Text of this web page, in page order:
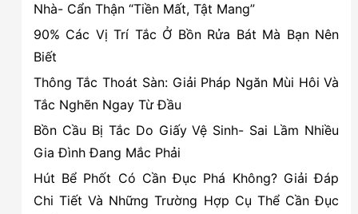
Uy
tín,
Giá
cạnh
tranh
Nhà- Cẩn Thận “Tiền Mất, Tật Mang”
90% Các Vị Trí Tắc Ở Bồn Rửa Bát Mà Bạn Nên
Biết
Thông Tắc Thoát Sàn: Giải Pháp Ngăn Mùi Hôi Và
Tắc Nghẽn Ngay Từ Đầu
Bồn Cầu Bị Tắc Do Giấy Vệ Sinh- Sai Lầm Nhiều
Gia Đình Đang Mắc Phải
Hút Bể Phốt Có Cần Đục Phá Không? Giải Đáp
Chi Tiết Và Những Trường Hợp Cụ Thể Cần Đục